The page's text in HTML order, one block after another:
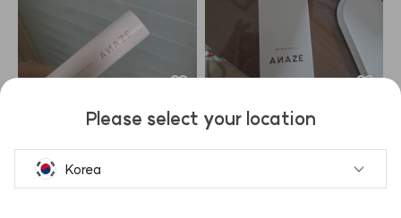
사용하면서도 질리거나 변질되는
느낌 없이 마지막까지 입술 편안하
게 잘 썼는데, 재구매한 새제품을
뜯어보니 역시 그 보송하고 포슬한
조하게 조여오는 매트 립이 아니라,
러 처리를 한 듯 뽀얗게 표현되는
텍스처는 여전히 감탄스럽습니다.
특히 톤에 구애받지 않고 자연스럽
빗질도 가능하고 가볍게 고정 돼서
광고 보고 설마 했는데
Please select your location
Korea